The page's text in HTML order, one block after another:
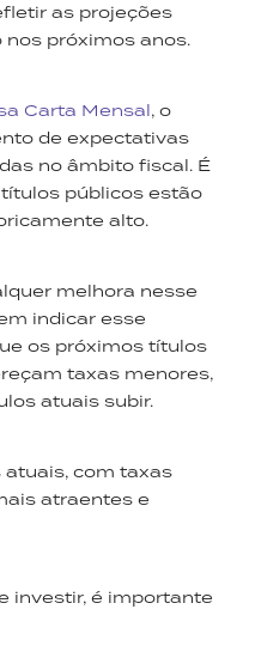
as projeções
próximos anos.
Carta Mensal, o
de expectativas
no âmbito fiscal. É
públicos estão
alto.
melhora nesse
indicar esse
os próximos títulos
taxas menores,
atuais subir.
com taxas
atraentes e
investir, é importante